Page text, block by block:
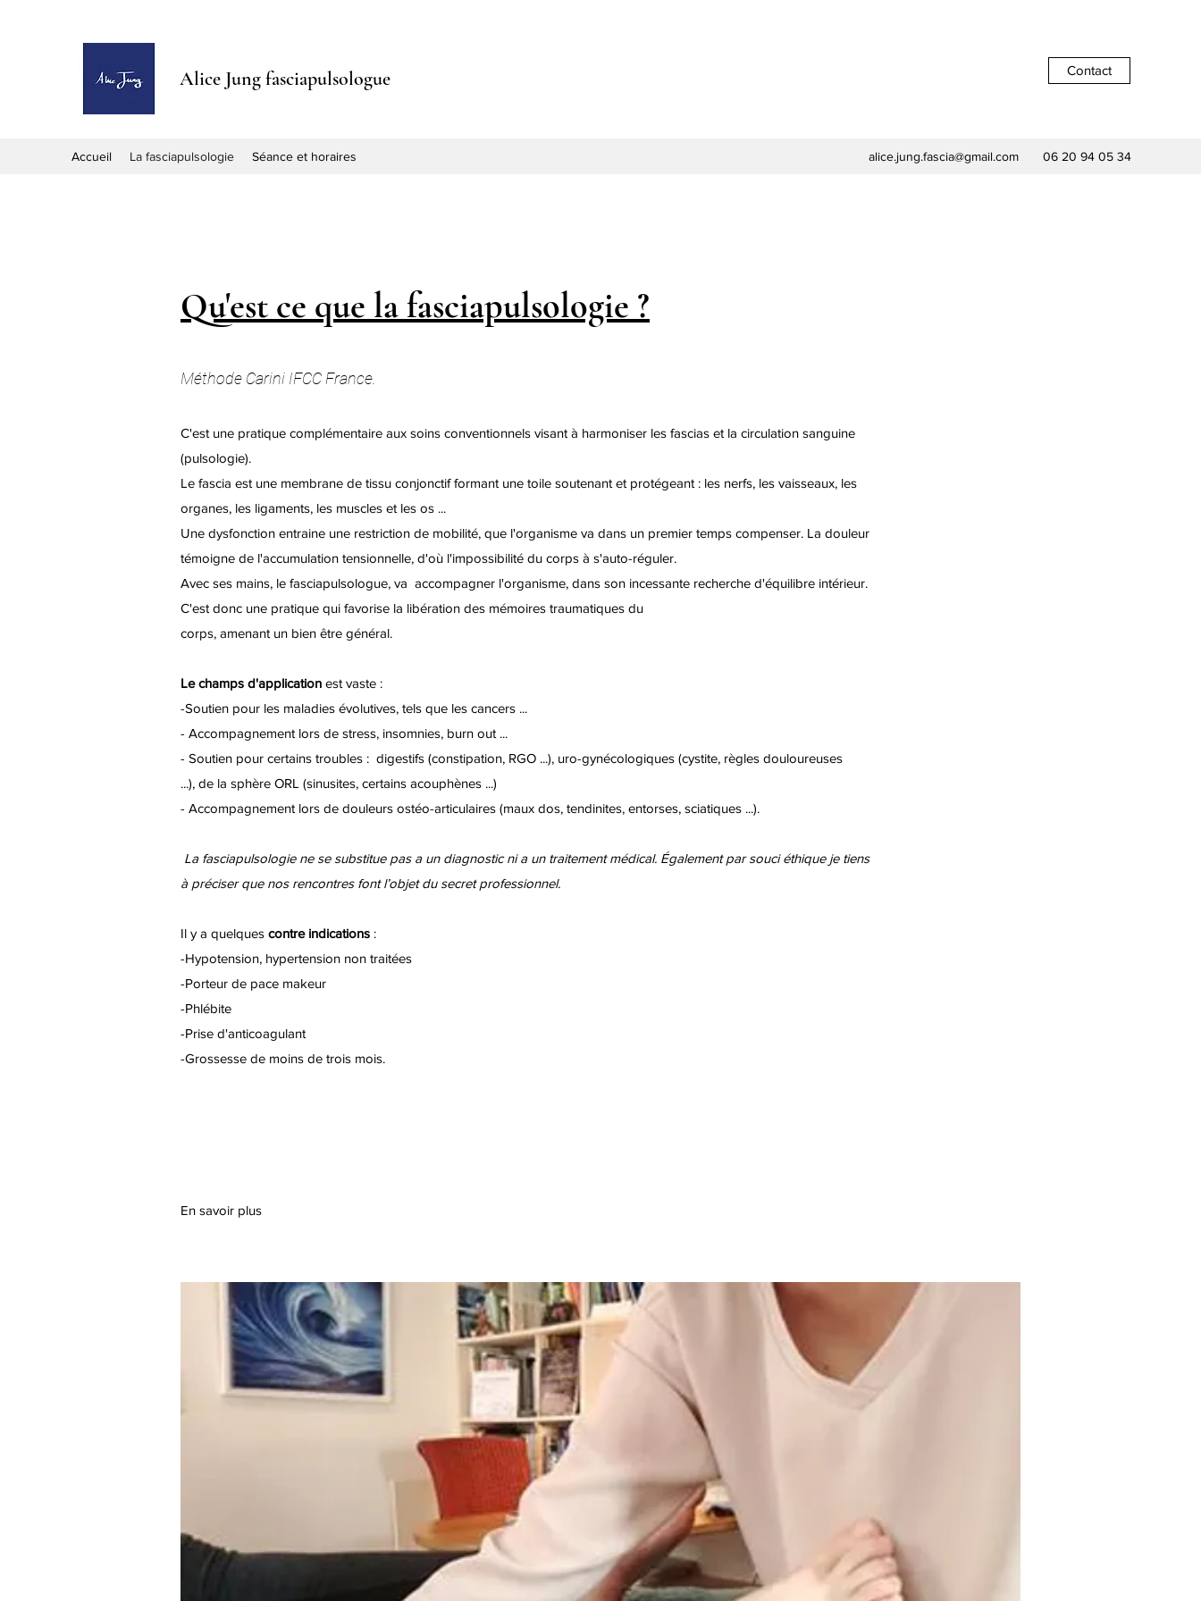
Alice Jung fasciapulsologue Contact
Accueil La fasciapulsologie Séance et horaires alice.jung.fascia@gmail.com 06 20 94 05 34
Qu'est ce que la fasciapulsologie ?
Méthode Carini IFCC France.
C'est une pratique complémentaire aux soins conventionnels visant à harmoniser les fascias et la circulation sanguine
(pulsologie).
Le fascia est une membrane de tissu conjonctif formant une toile soutenant et protégeant : les nerfs, les vaisseaux, les
organes, les ligaments, les muscles et les os ...
Une dysfonction entraine une restriction de mobilité, que l'organisme va dans un premier temps compenser. La douleur
témoigne de l'accumulation tensionnelle, d'où l'impossibilité du corps à s'auto-réguler.
Avec ses mains, le fasciapulsologue, va accompagner l'organisme, dans son incessante recherche d'équilibre intérieur.
C'est donc une pratique qui favorise la libération des mémoires traumatiques du
corps, amenant un bien être général.
Le champs d'application est vaste :
-Soutien pour les maladies évolutives, tels que les cancers ...
- Accompagnement lors de stress, insomnies, burn out ...
- Soutien pour certains troubles : digestifs (constipation, RGO ...), uro-gynécologiques (cystite, règles douloureuses
...), de la sphère ORL (sinusites, certains acouphènes ...)
- Accompagnement lors de douleurs ostéo-articulaires (maux dos, tendinites, entorses, sciatiques ...).
La fasciapulsologie ne se substitue pas a un diagnostic ni a un traitement médical. Également par souci éthique je tiens
à préciser que nos rencontres font l’objet du secret professionnel.
Il y a quelques contre indications :
-Hypotension, hypertension non traitées
-Porteur de pace makeur
-Phlébite
-Prise d'anticoagulant
-Grossesse de moins de trois mois.
En savoir plus